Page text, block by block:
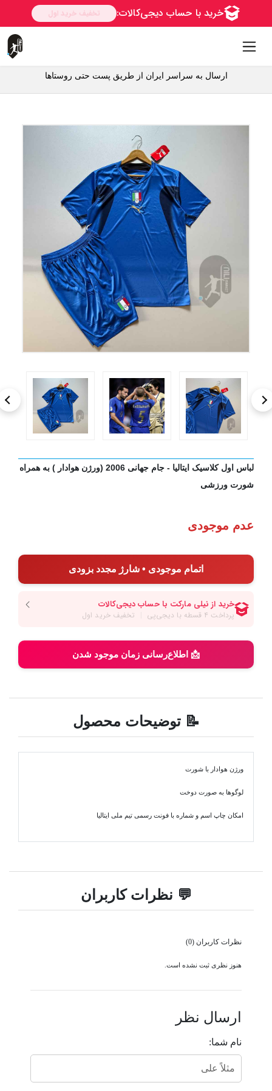
ارسال به سراسر ایران از طریق پست حتی روستاها
لباس اول کلاسیک ایتالیا - جام جهانی 2006 (ورژن هوادار ) به همراه
شورت ورزشی
عدم موجودی
اتمام موجودی • شارژ مجدد بزودی
📩 اطلاع‌رسانی زمان موجود شدن
📝 توضیحات محصول
ورژن هوادار با شورت
لوگوها به صورت دوخت
امکان چاپ اسم و شماره با فونت رسمی تیم ملی ایتالیا
💬 نظرات کاربران
نظرات کاربران (0)
هنوز نظری ثبت نشده است.
ارسال نظر
نام شما: